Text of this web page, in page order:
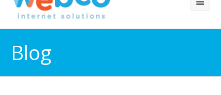
Blog